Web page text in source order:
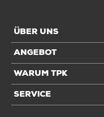
ÜBER UNS
ANGEBOT
WARUM TPK
SERVICE